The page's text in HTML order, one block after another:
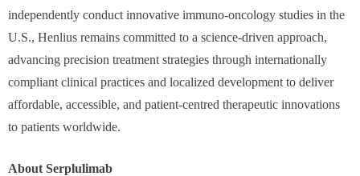
independently conduct innovative immuno-oncology studies in the
U.S., Henlius remains committed to a science-driven approach,
advancing precision treatment strategies through internationally
compliant clinical practices and localized development to deliver
affordable, accessible, and patient-centred therapeutic innovations
to patients worldwide.
About Serplulimab